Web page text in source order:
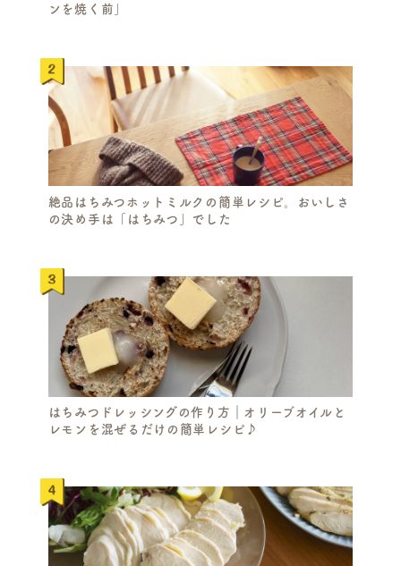
ンを焼く前」
絶品はちみつホットミルクの簡単レシピ。おいしさ
の決め手は「はちみつ」でした
はちみつドレッシングの作り方｜オリーブオイルと
レモンを混ぜるだけの簡単レシピ♪